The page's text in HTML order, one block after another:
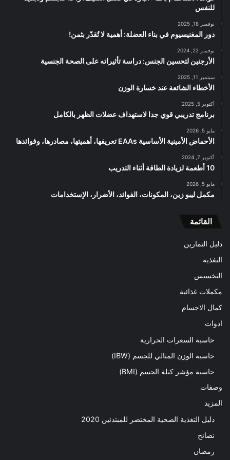
للنفس
نوفمبر 18, 2025
دور المغنيسيوم في بناء العضلة: أهمية لا تُقدّر بثمن!
نوفمبر 22, 2024
الأرجنين لتحسين الجنس: دراسة تأثيراته على الصحة الجنسية
سبتمبر 11, 2025
الأخطاء الشائعة عند خسارة الوزن
أكتوبر 5, 2025
برنامج تدريبي قوي جدا لاستهداف عضلات الظهر بالكامل
مايو 5, 2026
الأحماض الأمينية الأساسية EAAs تعريفها، أهميتها، مصادرها، وفوائدها
أكتوبر 7, 2024
10 أطعمة لزيادة الطاقة أثناء التدريب
مايو 5, 2026
مكمل ليبو زين، المكونات، الفوائد، الأضرار، الإستخدامات
القائمة
دليل التمارين
التغذية
التخسيس
مكملات غذائية
كمال الاجسام
ادوات
حاسبة السعرات الحرارية
حاسبة الوزن المثالي للجسم (IBW)
حاسبة مؤشر كتلة الجسم (BMI)
وصفات
المزيد
دليل التغذية الصحية المختصر للمبتدئين 2020​
نصائح
رمضان